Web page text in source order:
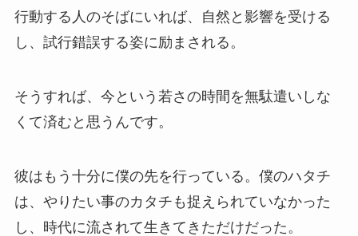
行動する人のそばにいれば、自然と影響を受ける
し、試行錯誤する姿に励まされる。
そうすれば、今という若さの時間を無駄遣いしな
くて済むと思うんです。
彼はもう十分に僕の先を行っている。僕のハタチ
は、やりたい事のカタチも捉えられていなかった
し、時代に流されて生きてきただけだった。